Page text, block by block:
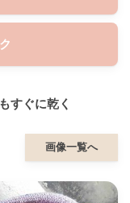
すぐに乾く
画像一覧へ